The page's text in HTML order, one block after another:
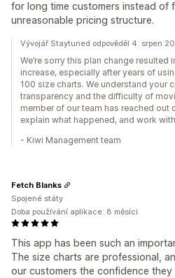
for long time customers instead of
unreasonable pricing structure.
Vývojář Staytuned odpověděl 4. srpen
We’re sorry this plan change resulted
increase, especially after years of
100 size charts. We understand your
transparency and the difficulty of
member of our team has reached
explain what happened, and work
- Kiwi Management team
This app has been such an
The size charts are professional,
our customers the confidence
Fetch Blanks
Spojené státy
Doba používání aplikace: 8 měsíci